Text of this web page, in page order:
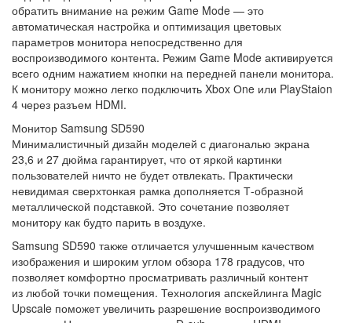
обратить внимание на режим Game Mode — это
автоматическая настройка и оптимизация цветовых
параметров монитора непосредственно для
воспроизводимого контента. Режим Game Mode активируется
всего одним нажатием кнопки на передней панели монитора.
К монитору можно легко подключить Xbox Оne или PlayStaion
4 через разъем HDMI.
Монитор Samsung SD590
Минималистичный дизайн моделей с диагональю экрана
23,6 и 27 дюйма гарантирует, что от яркой картинки
пользователей ничто не будет отвлекать. Практически
невидимая сверхтонкая рамка дополняется Т-образной
металлической подставкой. Это сочетание позволяет
монитору как будто парить в воздухе.
Samsung SD590 также отличается улучшенным качеством
изображения и широким углом обзора 178 градусов, что
позволяет комфортно просматривать различный контент
из любой точки помещения. Технология апскейлинга Magic
Upscale поможет увеличить разрешение воспроизводимого